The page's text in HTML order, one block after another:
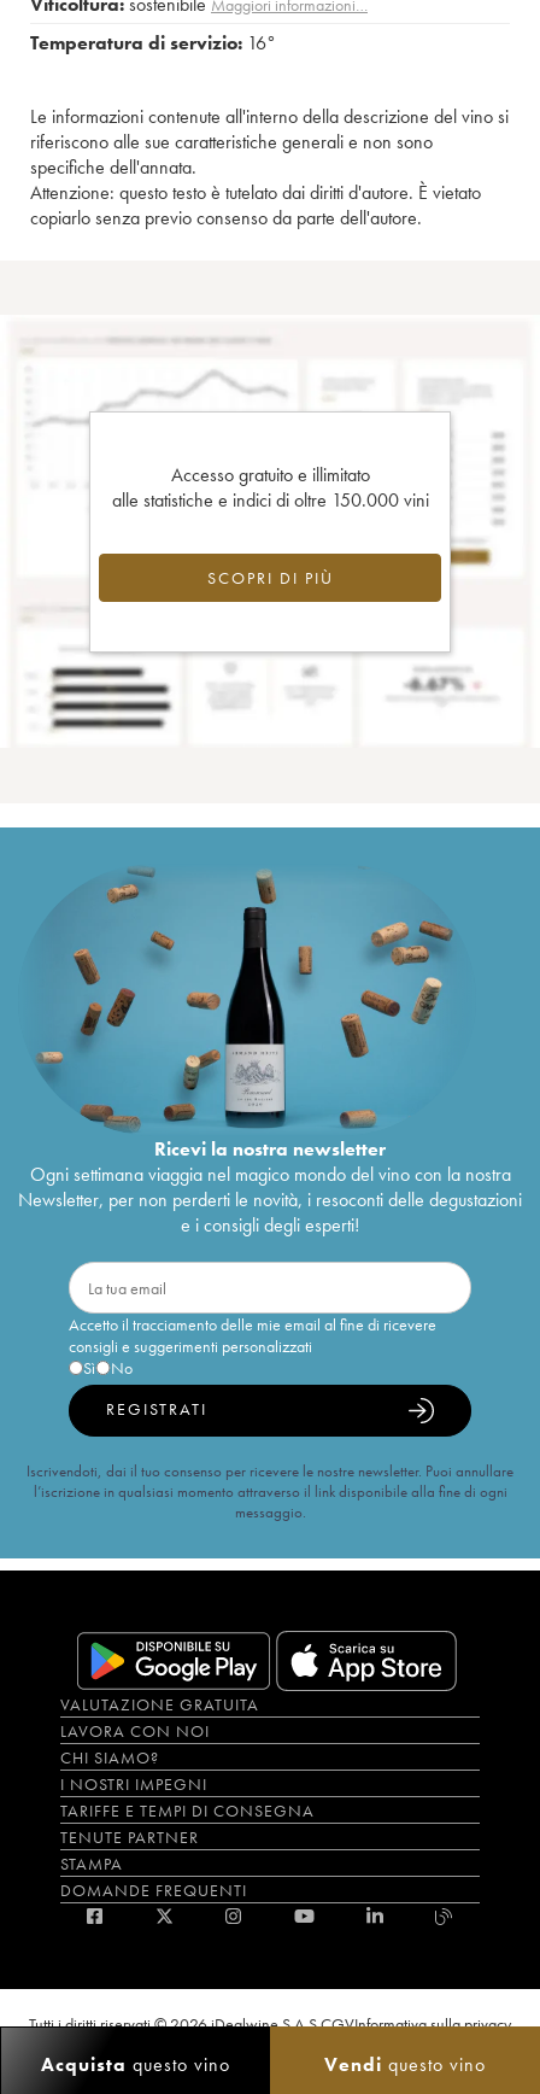
Acquista questo vino Vendi questo vino
Maggiori informazioni…
Temperatura di servizio: 16°
Le informazioni contenute all'interno della descrizione del vino si
riferiscono alle sue caratteristiche generali e non sono
specifiche dell'annata.
Attenzione: questo testo è tutelato dai diritti d'autore. È vietato
copiarlo senza previo consenso da parte dell'autore.
Accesso gratuito e illimitato
alle statistiche e indici di oltre 150.000 vini
SCOPRI DI PIÙ
Ricevi la nostra newsletter
Ogni settimana viaggia nel magico mondo del vino con la nostra
Newsletter, per non perderti le novità, i resoconti delle degustazioni
e i consigli degli esperti!
Accetto il tracciamento delle mie email al fine di ricevere
consigli e suggerimenti personalizzati
Sì
No
REGISTRATI
Iscrivendoti, dai il tuo consenso per ricevere le nostre newsletter. Puoi annullare
l’iscrizione in qualsiasi momento attraverso il link disponibile alla fine di ogni
messaggio.
VALUTAZIONE GRATUITA
LAVORA CON NOI
CHI SIAMO?
I NOSTRI IMPEGNI
TARIFFE E TEMPI DI CONSEGNA
TENUTE PARTNER
STAMPA
DOMANDE FREQUENTI
Tutti i diritti riservati © 2026 iDealwine S.A.S.CGVInformativa sulla privacy
sito e dei servizi annessi è riservato solo agli utenti maggiorenni.